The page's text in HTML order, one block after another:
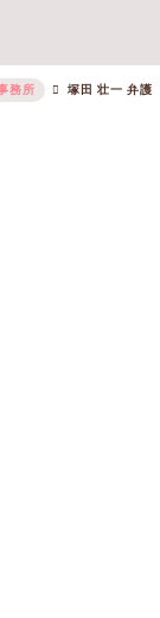
務所 塚田 壮一 弁護